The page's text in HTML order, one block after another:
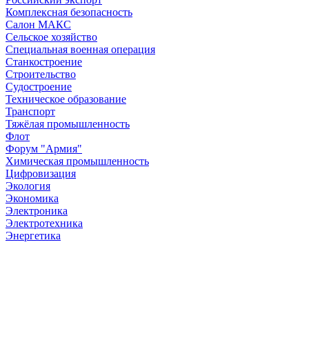
Комплексная безопасность
Салон МАКС
Сельское хозяйство
Специальная военная операция
Станкостроение
Строительство
Судостроение
Техническое образование
Транспорт
Тяжёлая промышленность
Флот
Форум "Армия"
Химическая промышленность
Цифровизация
Экология
Экономика
Электроника
Электротехника
Энергетика